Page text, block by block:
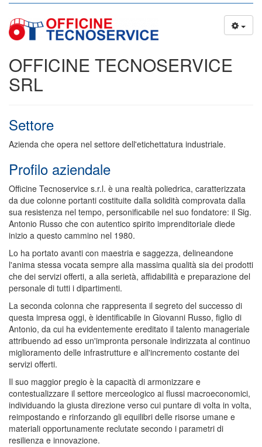
OFFICINE TECNOSERVICE
SRL
Settore
Azienda che opera nel settore dell'etichettatura industriale.
Profilo aziendale
Officine Tecnoservice s.r.l. è una realtà poliedrica, caratterizzata
da due colonne portanti costituite dalla solidità comprovata dalla
sua resistenza nel tempo, personificabile nel suo fondatore: il Sig.
Antonio Russo che con autentico spirito imprenditoriale diede
inizio a questo cammino nel 1980.
Lo ha portato avanti con maestria e saggezza, delineandone
l'anima stessa vocata sempre alla massima qualità sia dei prodotti
che dei servizi offerti, a alla serietà, affidabilità e preparazione del
personale di tutti i dipartimenti.
La seconda colonna che rappresenta il segreto del successo di
questa impresa oggi, è identificabile in Giovanni Russo, figlio di
Antonio, da cui ha evidentemente ereditato il talento manageriale
attribuendo ad esso un'impronta personale indirizzata al continuo
miglioramento delle infrastrutture e all'incremento costante dei
servizi offerti.
Il suo maggior pregio è la capacità di armonizzare e
contestualizzare il settore merceologico ai flussi macroeconomici,
individuando la giusta direzione verso cui puntare di volta in volta,
reimpostando e rinforzando gli equilibri delle risorse umane e
materiali opportunamente reclutate secondo i parametri di
resilienza e innovazione.